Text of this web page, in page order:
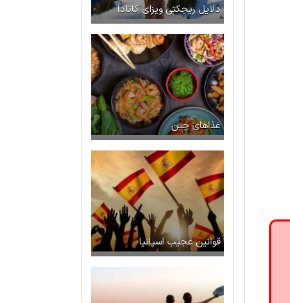
دلایل ریجکتی ویزای کانادا
غذاهای چین
قوانین عجیب اسپانیا